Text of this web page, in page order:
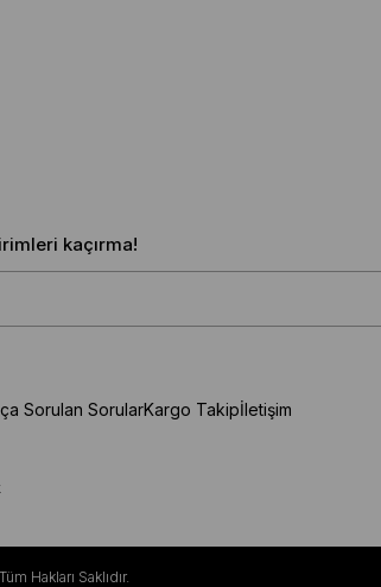
kaçırma!
Sorulan SorularKargo Takipİletişim
Hakları Saklıdır.